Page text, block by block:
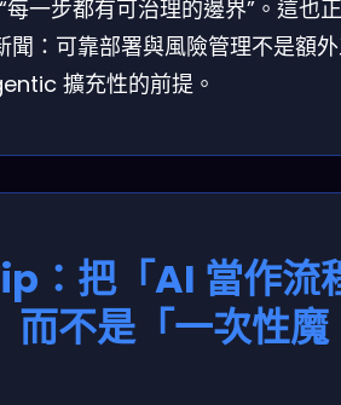
每一步都有可治理的邊界”。這也
聞：可靠部署與風險管理不是額
擴充性的前提。
：把「AI 當作流
而不是「一次性魔